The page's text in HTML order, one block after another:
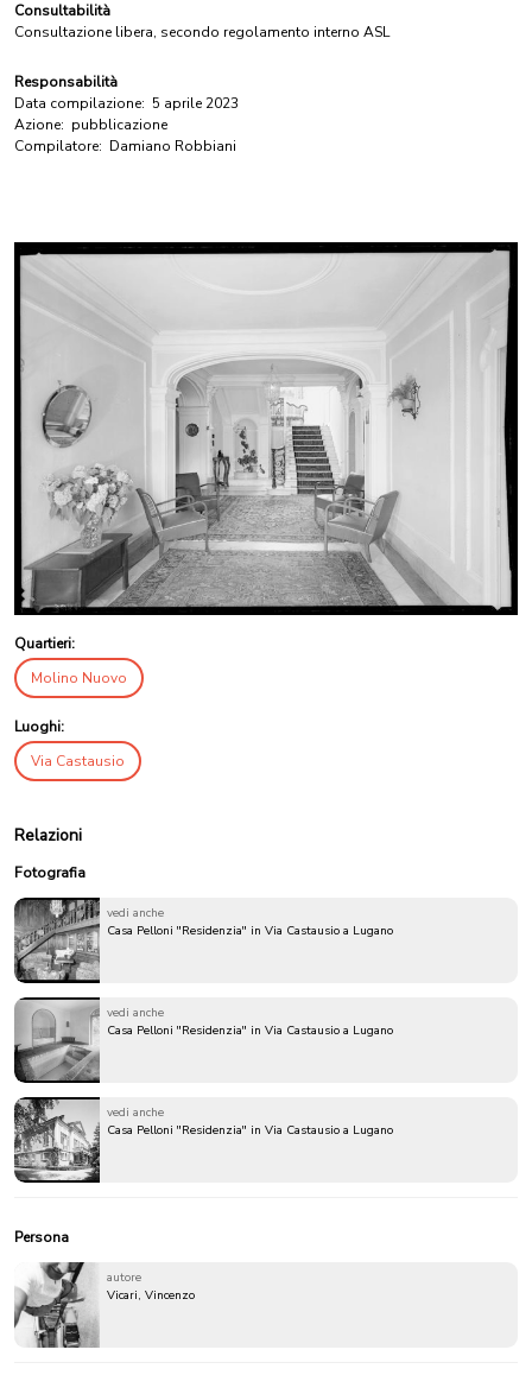
Consultabilità
Consultazione libera, secondo regolamento interno ASL
Responsabilità
Data compilazione: 5 aprile 2023
Azione: pubblicazione
Compilatore: Damiano Robbiani
Quartieri:
Molino Nuovo
Luoghi:
Via Castausio
Relazioni
Fotografia
vedi anche
Casa Pelloni "Residenzia" in Via Castausio a Lugano
vedi anche
Casa Pelloni "Residenzia" in Via Castausio a Lugano
vedi anche
Casa Pelloni "Residenzia" in Via Castausio a Lugano
Persona
autore
Vicari, Vincenzo